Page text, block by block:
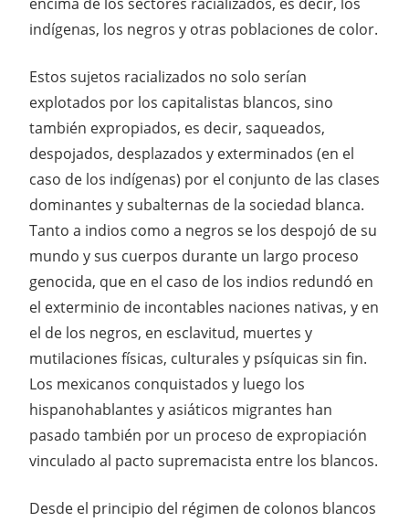
indígenas, los negros y otras poblaciones de color.
Estos sujetos racializados no solo serían
explotados por los capitalistas blancos, sino
también expropiados, es decir, saqueados,
despojados, desplazados y exterminados (en el
caso de los indígenas) por el conjunto de las clases
dominantes y subalternas de la sociedad blanca.
Tanto a indios como a negros se los despojó de su
mundo y sus cuerpos durante un largo proceso
genocida, que en el caso de los indios redundó en
el exterminio de incontables naciones nativas, y en
el de los negros, en esclavitud, muertes y
mutilaciones físicas, culturales y psíquicas sin fin.
Los mexicanos conquistados y luego los
hispanohablantes y asiáticos migrantes han
pasado también por un proceso de expropiación
vinculado al pacto supremacista entre los blancos.
Desde el principio del régimen de colonos blancos